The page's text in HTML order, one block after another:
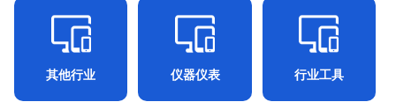
其他行业 仪器仪表 行业工具